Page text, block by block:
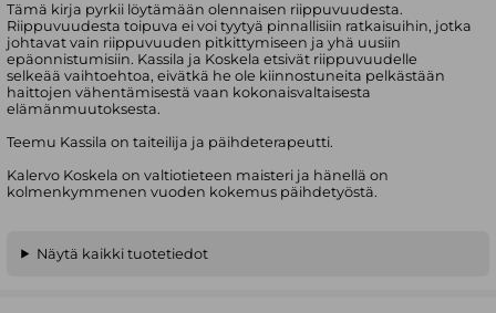
Tämä kirja pyrkii löytämään olennaisen riippuvuudesta.
Riippuvuudesta toipuva ei voi tyytyä pinnallisiin ratkaisuihin, jotka
johtavat vain riippuvuuden pitkittymiseen ja yhä uusiin
epäonnistumisiin. Kassila ja Koskela etsivät riippuvuudelle
selkeää vaihtoehtoa, eivätkä he ole kiinnostuneita pelkästään
haittojen vähentämisestä vaan kokonaisvaltaisesta
elämänmuutoksesta.
Teemu Kassila on taiteilija ja päihdeterapeutti.
Kalervo Koskela on valtiotieteen maisteri ja hänellä on
kolmenkymmenen vuoden kokemus päihdetyöstä.
Näytä kaikki tuotetiedot